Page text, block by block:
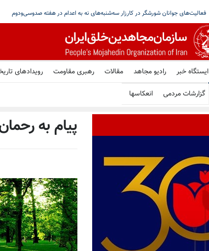
برگزاری میز کتاب توسط هواداران سازمان مجاهدین در گرامیداشت یاد شهیدان قیام
ایستگاه خبر رادیو مجاهد مقالات رهبری مقاومت رویدادهای
گزارشات مردمی انعکاسها
پیام به